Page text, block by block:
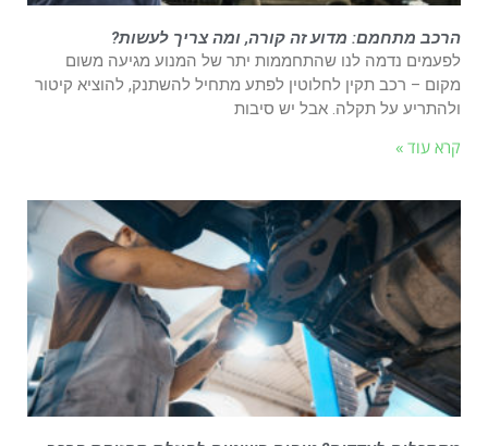
הרכב מתחמם: מדוע זה קורה, ומה צריך לעשות?
לפעמים נדמה לנו שהתחממות יתר של המנוע מגיעה משום
מקום – רכב תקין לחלוטין לפתע מתחיל להשתנק, להוציא קיטור
ולהתריע על תקלה. אבל יש סיבות
קרא עוד »